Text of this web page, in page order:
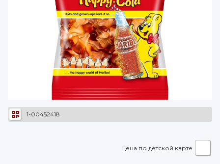
1-00452418
Цена по детской карте